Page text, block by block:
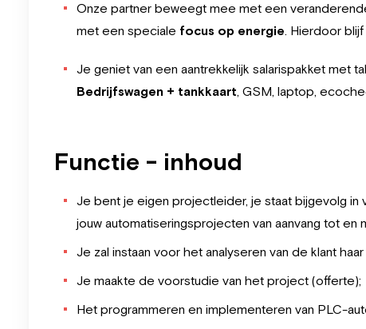
Onze partner beweegt mee met een
met een speciale focus op energie. Hierdoor
Je geniet van een aantrekkelijk salarispakket met
Bedrijfswagen + tankkaart, GSM, laptop,
Functie - inhoud
Je bent je eigen projectleider, je staat bijgevolg
jouw automatiseringsprojecten van aanvang tot en
Je zal instaan voor het analyseren van de klant
Je maakte de voorstudie van het project (offerte);
Het programmeren en implementeren van PLC-